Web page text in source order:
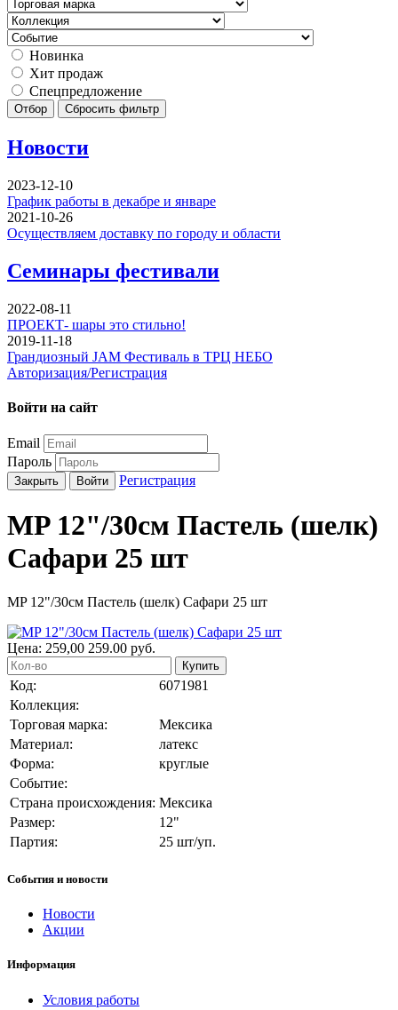
Новинка
Хит продаж
Спецпредложение
Отбор Сбросить фильтр
Новости
2023-12-10
График работы в декабре и январе
2021-10-26
Осуществляем доставку по городу и области
Семинары фестивали
2022-08-11
ПРОЕКТ- шары это стильно!
2019-11-18
Грандиозный JAM Фестиваль в ТРЦ НЕБО
Авторизация/Регистрация
Войти на сайт
Email
Пароль
Закрыть Войти Регистрация
MP 12"/30см Пастель (шелк)
Сафари 25 шт
MP 12"/30см Пастель (шелк) Сафари 25 шт
Цена: 259,00 259.00 руб.
Купить
Код:
6071981
Коллекция:
Торговая марка:
Мексика
Материал:
латекс
Форма:
круглые
Событие:
Страна происхождения: Мексика
Размер:
12"
Партия:
25 шт/уп.
События и новости
Новости
Акции
Информация
Условия работы